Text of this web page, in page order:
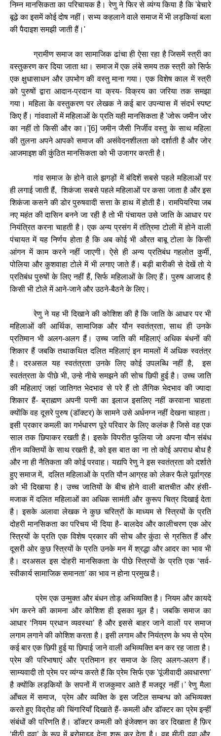
निम्न मानसिकता का परिचायक है। रेणु ने फिर से व्यंग्य किया है कि 'बेचारे
बूढ़े का इसमें कोई दोष नहीं। सभ्य कहलाने वाले समाज में भी लड़कियां बला
की पैदाइश समझी जाती हैं। '
ग्रामीण समाज का सामाजिक ढांचा ही ऐसा रहा है जिसमें स्त्री का
वस्तुकरण कर दिया जाता था। समाज में एक लंबे समय तक स्त्री को सिर्फ
एक क्षुधासाधन और उपभोग की वस्तु माना गया। एक विशेष काल में स्त्री
को पुरुषों द्वारा आदान-प्रदान या क्रय-विक्रय का जरिया तक समझा
गया। महिला के वस्तुकरण पर लेखक ने कई बार उपन्यास में संदर्भ स्पष्ट
किए हैं। गांववालों में महिलाओं के प्रति यही मानसिकता है 'जोरू जमीन जोर
का नहीं तो किसी और का। '[6]जमीन जैसी निर्जीव वस्तु के साथ महिला
की तुलना अपने आपको समाज की असंवेदनशीलता को दर्शाती है और जोर
आजमाइश की कुंठित मानसिकता को भी उजागर करती है।
गांव समाज के होने वाले झगड़ों में बंदिशें सबसे पहले महिलाओं पर
ही लगाई जाती हैं, शिकंजा सबसे पहले महिलाओं पर कसा जाता है और इस
शिकंजा कसने की डोर पुरुषवादी सत्ता के हाथ में होती है। रामपियरिया जब
नए महंत की दासिन बनने जा रही है तो भी पंचायत उसे जाति के आधार पर
नियंत्रित करना चाहती है। एक अन्य प्रसंग में तंत्रिमा टोली में होने वाली
पंचायत में यह निर्णय होता है कि अब कोई भी औरत बाबू टोला के किसी
आंगन में काम करने नहीं जाएगी। ऐसे ही अन्य प्रतिबंध गहलोत कुर्मी,
पोलिया और कुशवाहा टोले में भी लगाए जाते हैं। बड़ी बारीकी से देखें तो ये
प्रतिबंध पुरुषों के लिए नहीं हैं,सिर्फ महिलाओं के लिए हैं। पुरुष आजाद है
किसी भी टोले में आने-जाने और उठने-बैठने के लिए।
रेणु ने यह भी दिखाने की कोशिश की है कि जाति के आधार पर भी
महिलाओं की आर्थिक,सामाजिक और यौन स्वतंत्रता,साथ ही उनके
प्रतिमान भी अलग-अलग हैं। उच्च जाति की महिलाएं अधिक बंधनों की
शिकार हैं जबकि तथाकथित दलित महिलाएं इन मामलों में अधिक स्वतंत्र
है।
दरअसल यह स्वतंत्रता उनके लिए कोई उपलब्धि नहीं है,
इस
स्वतंत्रता के पीछे भी,उन्हे नीचे समझने की सोच छिपी हुई है। उच्च जाति
की महिलाएं जहां जातिगत भेदभाव से परे हैं तो लैंगिक भेदभाव की ज्यादा
शिकार हैं-ब्राह्मण अपनी पत्नी का इलाज इसलिए नहीं करवाना चाहता
क्योंकि वह दूसरे पुरुष (डॉक्टर)के सामने उसे अर्धनग्न नहीं देखना चाहता।
इसी प्रकार कमली का गर्भधारण पूरे परिवार के लिए कलंक है जिसे वह एक
साल तक छिपाकर रखती है। इसके विपरीत फुलिया जो अपना यौन संबंध
तीन व्यक्तियों के साथ रखती है,को इस बात का ना तो कोई अपराध बोध है
और ना ही नैतिकता की कोई परवाह। यद्यपि रेणु ने इस स्वतंत्रता को दर्शाते
हुए समाज में, दलित महिलाओं के प्रति यौन आग्रह को लेकर फैले पूर्वाग्रह
को भी दिखाया है। उच्च जातियों के बीच होने वाली बातचीत और हंसी-
मजाक में दलित महिलाओं का अधिक सामंती और कुरूप चित्र दिखाई देता
है।
इसके अलावा लेखक ने कुछ चरित्रों के माध्यम से स्त्रियों के प्रति
दोहरी मानसिकता का परिचय भी दिया है-बालदेव और कालीचरण एक ओर
स्त्रियों के प्रति एक विशेष प्रकार की सोच और कुंठा से ग्रसित हैं और
दूसरी ओर कुछ स्त्रियों के प्रति उनके मन में श्रद्धा और आदर का भाव भी
है।
दरअसल इस दोहरी मानसिकता के पीछे स्त्रियों के प्रति एक‘सर्व-
स्वीकार्य सामाजिक समानता’का भाव न होना प्रमुख है।
प्रेम एक उन्मुक्त और बंधन तोड़ अभिव्यक्ति है। नियम और कायदे
भंग करने की कामना और कोशिश ही इसका मूल है। जबकि समाज का
आधार‘नियम प्रधान व्यवस्था’है और इससे बाहर जाने वालों पर समाज
लगाम लगाने की कोशिश करता है। इसी लगाम और नियंत्रण के भय से प्रेम
कई बार एक छिपी हुई या छिपाई जाने वाली अभिव्यक्ति बन कर रह जाता है।
प्रेम की परिभाषाएं और प्रतिमान हर समाज के लिए अलग-अलग हैं।
साम्यवादी तो प्रेम पर व्यंग्य करते हैं कि प्रेम सिर्फ एक 'पूंजीवादी अवधारणा'
है क्योंकि लड़कियों के सपनों में राजकुमार आते हैं मजदूर नहीं। 'रेणु मैला
आँचल में समाज, प्रेम और व्यक्ति के इस जटिल सम्बन्ध को अभिव्यक्त
करते हुए विद्रोह की चिंगारियाँ दिखाते हैं-कमली और डॉक्टर का प्रेम इन्हीं
संबंधों की परिणति है। डॉक्टर कमली को इंजेक्शन का डर दिखाता है फ़िर
‘मीठी दवा’के रूप में ब्रोमाइड देना शुरू कर देता है। वह मीठी दवा और